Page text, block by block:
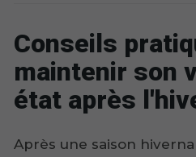
Conseils
maintenir son
état après
Après une saison